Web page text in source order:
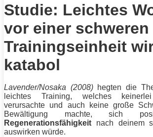
Studie: Leichtes
vor einer schweren
Trainingseinheit
katabol
Lavender/Nosaka (2008)hegten die
leichtes Training, welches keinerlei
verursachte und auch keine große
Bewältigung machte, sich
Regenerationsfähigkeit nach deinem
auswirken würde.